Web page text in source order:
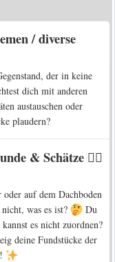
/ diverse
der in keine
dich mit anderen
austauschen oder
plaudern?
& Schätze 🕵️‍♀️
auf dem Dachboden
nicht, was es ist?
Du
es nicht zuordnen?
deine Fundstücke der